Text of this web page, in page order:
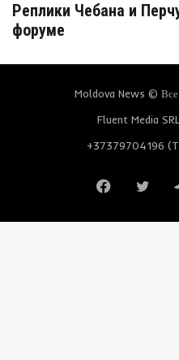
Реплики Чебана и
форуме
Moldova News ©
Fluent Media
+37379704196
Facebook